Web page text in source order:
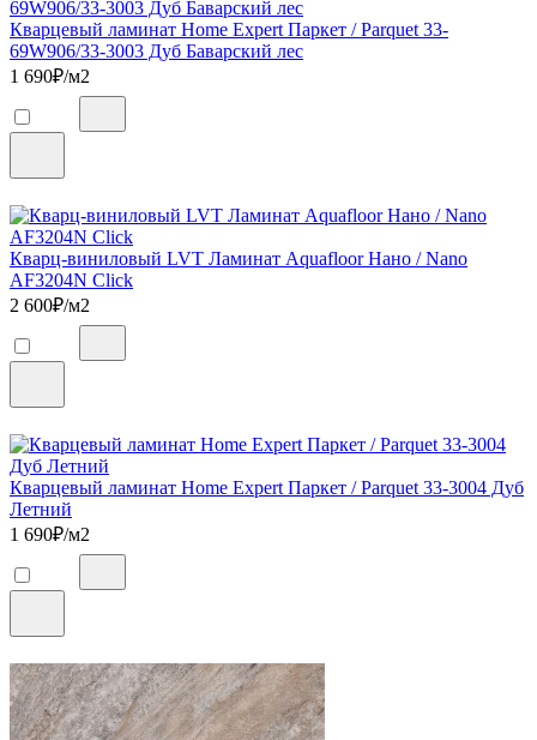
Кварцевый ламинат Home Expert Паркет / Parquet 33-
69W906/33-3003 Дуб Баварский лес
1 690₽/м2
Кварц-виниловый LVT Ламинат Aquafloor Нано / Nano
AF3204N Click
2 600₽/м2
Кварцевый ламинат Home Expert Паркет / Parquet 33-3004 Дуб
Летний
1 690₽/м2